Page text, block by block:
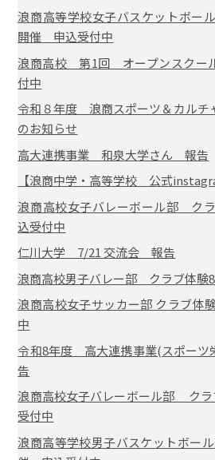
浪商高等学校女子バスケットボー
開催 申込受付中
浪商高校 第1回 オープンスクー
付中
令和８年度 浪商スポーツ＆カルチ
のお知らせ
高大連携事業 和泉大学さん 報告
【浪商中学・高等学校 公式
浪商高校女子バレーボール部 ク
込受付中
仁川大学 7/21 交流会 報告
浪商高校男子バレー部 クラブ体
浪商高校女子サッカー部 クラブ
中
令和8年度 高大連携事業(スポー
告
浪商高校女子バレーボール部 ク
受付中
浪商高等学校男子バスケットボー